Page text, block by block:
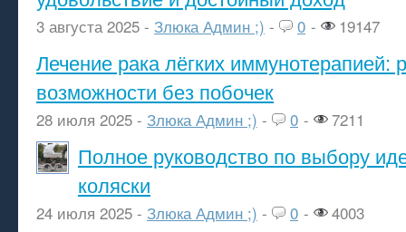
3 августа 2025 - Злюка Админ ;) - 0 - 19147
Лечение рака лёгких иммунотерапией:
возможности без побочек
28 июля 2025 - Злюка Админ ;) - 0 - 7211
Полное руководство по выбору
коляски
24 июля 2025 - Злюка Админ ;) - 0 - 4003